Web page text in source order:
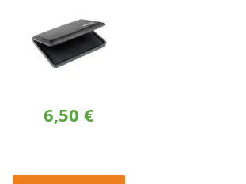
6,50 €